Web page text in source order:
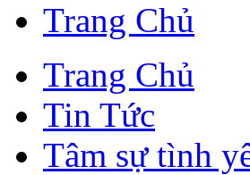
Trang Chủ
Trang Chủ
Tin Tức
Tâm sự tình